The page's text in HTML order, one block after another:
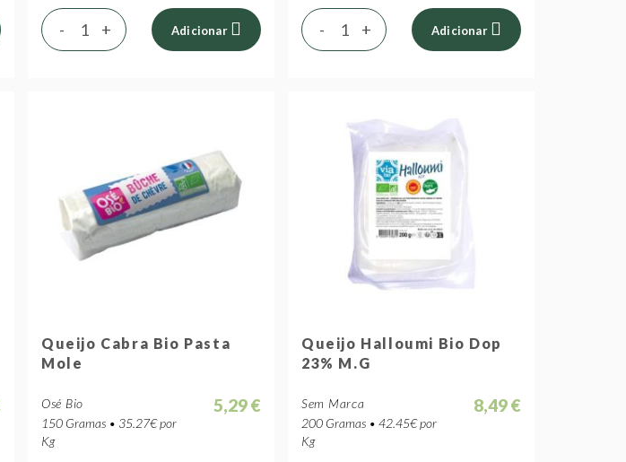
+
- Adicionar +
- Adicionar
Queijo Cabra Bio Pasta
Mole
Osé Bio
150 Gramas • 35.27€ por
Kg
5,29 €
Queijo Halloumi Bio Dop
23% M.G
Sem Marca
200 Gramas • 42.45€ por
Kg
8,49 €